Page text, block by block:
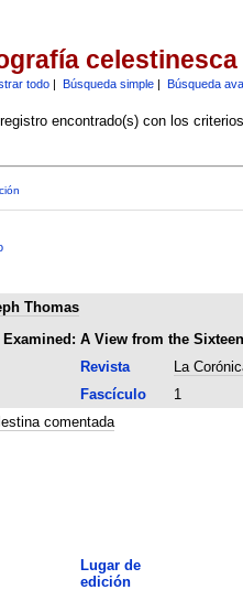
celestinesca
todo| Búsqueda simple| Búsqueda
encontrado(s) con los
Thomas
A View from the
Revista
La
Fascículo
1
comentada
Lugar de
edición